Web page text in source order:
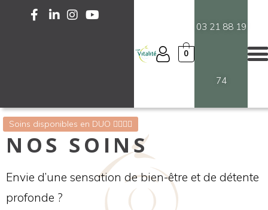
0
03 21 88 19
74
Soins disponibles en DUO 💆‍♀️💆‍♂️
NOS SOINS
Envie d’une sensation de bien-être et de détente
profonde ?